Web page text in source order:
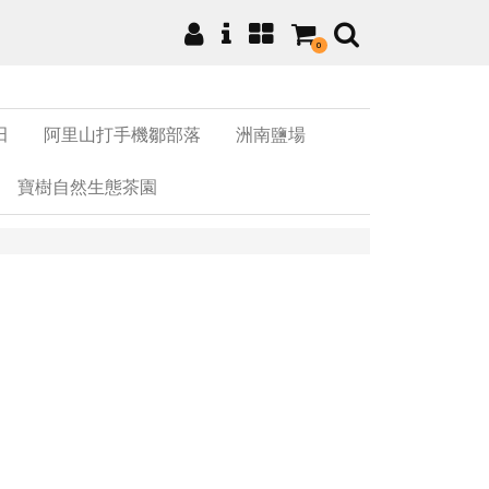
0
阿里山打手機鄒部落 洲南鹽場
寶樹自然生態茶園